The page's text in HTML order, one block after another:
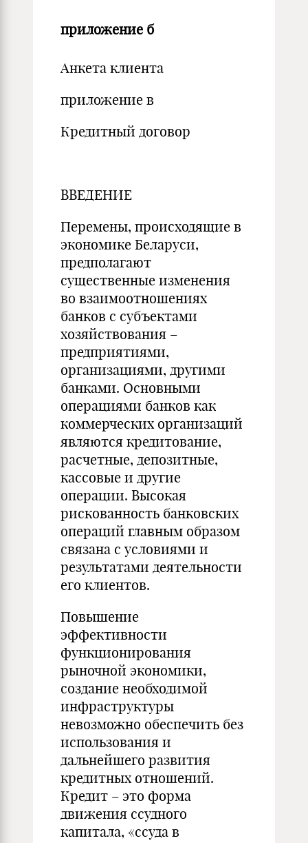
приложение б
Анкета клиента
приложение в
Кредитный договор
ВВЕДЕНИЕ
Перемены, происходящие в
экономике Беларуси,
предполагают
существенные изменения
во взаимоотношениях
банков с субъектами
хозяйствования –
предприятиями,
организациями, другими
банками. Основными
операциями банков как
коммерческих организаций
являются кредитование,
расчетные, депозитные,
кассовые и другие
операции. Высокая
рискованность банковских
операций главным образом
связана с условиями и
результатами деятельности
его клиентов.
Повышение
эффективности
функционирования
рыночной экономики,
создание необходимой
инфраструктуры
невозможно обеспечить без
использования и
дальнейшего развития
кредитных отношений.
Кредит – это форма
движения ссудного
капитала, «ссуда в